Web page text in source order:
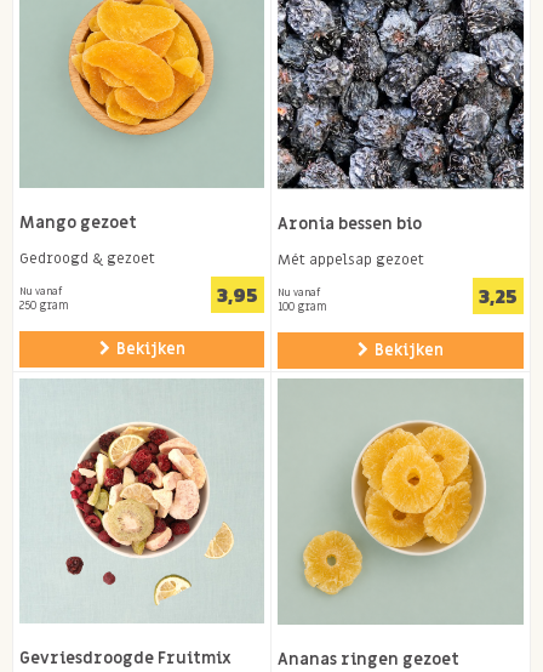
Mango gezoet
Gedroogd & gezoet
Nu vanaf
250 gram 3,95
Bekijken
Aronia bessen bio
Mét appelsap gezoet
Nu vanaf
100 gram 3,25
Bekijken
Gevriesdroogde Fruitmix Ananas ringen gezoet